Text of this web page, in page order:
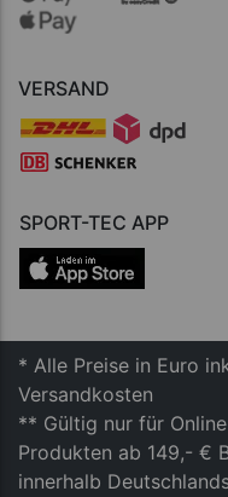
VERSAND
SPORT-TEC APP
* Alle Preise in Euro
Versandkosten
** Gültig nur für
Produkten ab 149,- €
innerhalb